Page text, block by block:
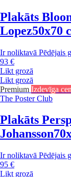
Plakāts
Lopez50x70
Ir noliktavā Pēdējais
93 €
Likt grozā
Likt grozā
Premium Izdevīga
The Poster Club
Plakāts
Johansson
Ir noliktavā Pēdējais
95 €
Likt grozā